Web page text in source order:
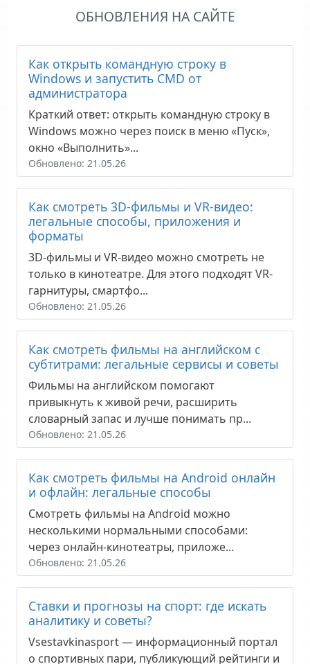
ОБНОВЛЕНИЯ НА САЙТЕ
Как открыть командную строку в
Windows и запустить CMD от
администратора
Краткий ответ: открыть командную строку в
Windows можно через поиск в меню «Пуск»,
окно «Выполнить»...
Обновлено: 21.05.26
Как смотреть 3D-фильмы и VR-видео:
легальные способы, приложения и
форматы
3D-фильмы и VR-видео можно смотреть не
только в кинотеатре. Для этого подходят VR-
гарнитуры, смартфо...
Обновлено: 21.05.26
Как смотреть фильмы на английском с
субтитрами: легальные сервисы и советы
Фильмы на английском помогают
привыкнуть к живой речи, расширить
словарный запас и лучше понимать пр...
Обновлено: 21.05.26
Как смотреть фильмы на Android онлайн
и офлайн: легальные способы
Смотреть фильмы на Android можно
несколькими нормальными способами:
через онлайн-кинотеатры, приложе...
Обновлено: 21.05.26
Ставки и прогнозы на спорт: где искать
аналитику и советы?
Vsestavkinasport — информационный портал
о спортивных пари, публикующий рейтинги и